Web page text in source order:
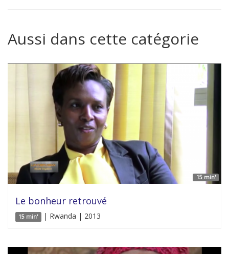
Aussi dans cette catégorie
15 min'
Le bonheur retrouvé
15 min' | Rwanda | 2013